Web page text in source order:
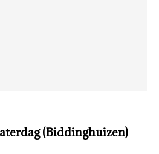
(Biddinghuizen)